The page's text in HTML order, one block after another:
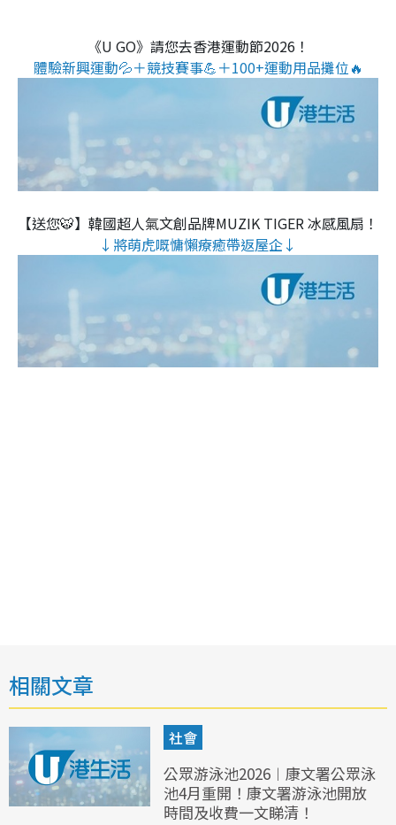
《U GO》請您去香港運動節2026！
體驗新興運動💦＋競技賽事💪＋100+運動用品攤位🔥
【送您🐯】韓國超人氣文創品牌MUZIK TIGER 冰感風扇！
↓將萌虎嘅慵懶療癒帶返屋企↓
相關文章
社會
公眾游泳池2026︱康文署公眾泳
池4月重開！康文署游泳池開放
時間及收費一文睇清！